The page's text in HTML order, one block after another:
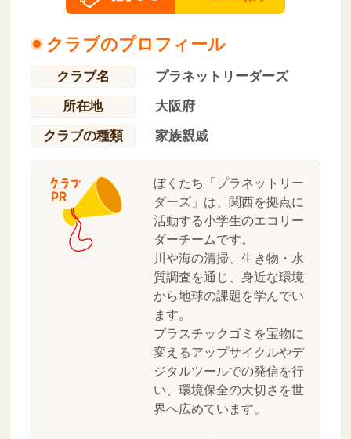
クラブのプロフィール
クラブ名
プラネットリーダーズ
所在地
大阪府
クラブの種類
家族親戚
ぼくたち「プラネットリー
ダーズ」は、関西を拠点に
活動する小学生のエコリー
ダーチームです。
川や海の清掃、生き物・水
質調査を通じ、身近な環境
から地球の課題を学んでい
ます。
プラスチックゴミを宝物に
変えるアップサイクルやデ
ジタルツールでの発信を行
い、環境保全の大切さを世
界へ広めています。